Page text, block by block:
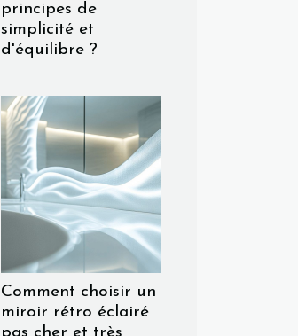
principes de
simplicité et
d'équilibre ?
Comment choisir un
miroir rétro éclairé